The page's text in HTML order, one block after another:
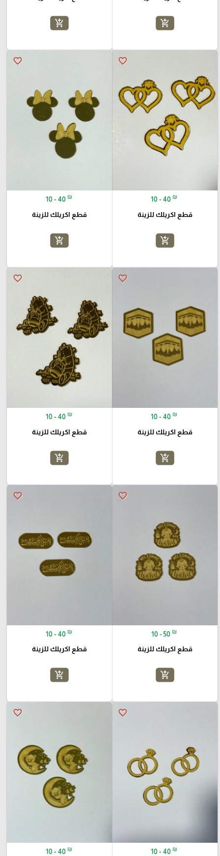
add_shopping_cart
add_shopping_cart
favorite_border
10 - 40 ₪
قطع اكريلك للزينة
add_shopping_cart
favorite_border
10 - 40 ₪
قطع اكريلك للزينة
add_shopping_cart
favorite_border
10 - 40 ₪
قطع اكريلك للزينة
add_shopping_cart
favorite_border
10 - 40 ₪
قطع اكريلك للزينة
add_shopping_cart
favorite_border
10 - 50 ₪
قطع اكريلك للزينة
add_shopping_cart
favorite_border
10 - 40 ₪
قطع اكريلك للزينة
add_shopping_cart
favorite_border
10 - 40 ₪
favorite_border
10 - 40 ₪